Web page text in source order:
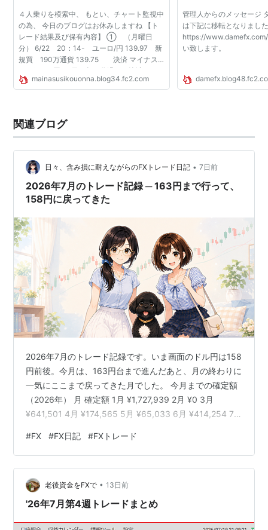
４人乗りを模索中、 もとい、チャート監視中
の為、 今日のブログはお休みしますね 【ト
レード結果及び保有内容】 ① （月曜日
分） 6/22 20：14- ユーロ/円 139.97 新
規買 190万通貨 139.75 決済 マイナス
45万6000円 23日4時30分過ぎに決済。
② （火曜日分） 6/23 19：04- ポンド/
mainasusikouonna.blog34.fc2.com
管理人からのメッセージ
は下記に移転となりまし
https://
い致します。
関連ブログ
日々、含み損に耐えながらのFXトレード日記 • 7日前
2026年7月のトレード記録 ─ 163円まで行って、
158円に戻ってきた
2026年7月のトレード記録です。いま画面のドル円は158
円前後。今月は、163円台まで進んだあと、月の終わりに
一気にここまで戻ってきた月でした。 今月までの確定額
（2026年） 月 確定額 1月 ¥1,727,939 2月 ¥0 3月
¥641,501 4月 ¥174,565 5月 ¥65,033 6月 ¥414,254 7
FXを始めてからの年間確定利益 年 確定利益 2017年
¥20,000 2018年 ¥20,000 2019年 ¥225,014 2020年
¥2,158,656 2021年 ¥796,…
#FX #FX日記 #FXトレード
老後資金をFXで • 13日前
'26年7月第4週トレードまとめ